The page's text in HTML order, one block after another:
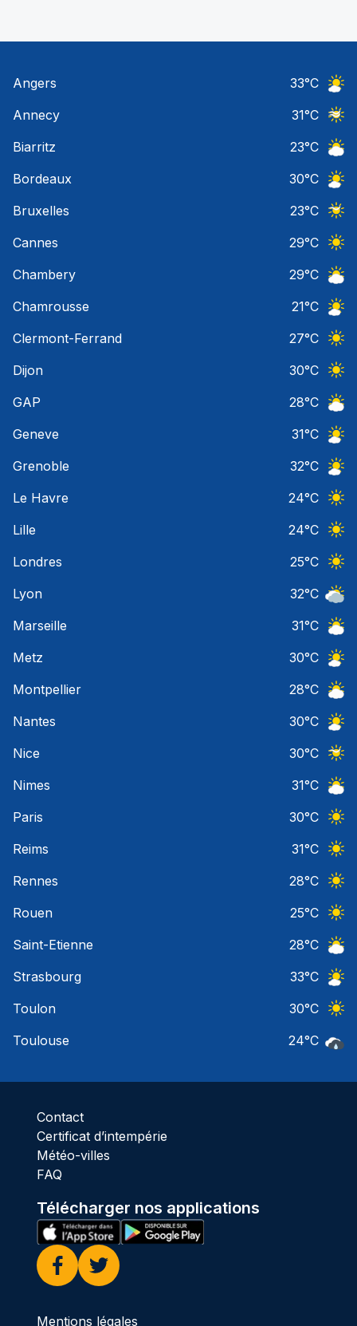
Angers 33°C
Annecy
31°C
Biarritz
23°C
Bordeaux
30°C
Bruxelles
23°C
Cannes
29°C
Chambery
29°C
Chamrousse
21°C
Clermont-Ferrand
27°C
Dijon
30°C
GAP
28°C
Geneve
31°C
Grenoble
32°C
Le Havre
24°C
Lille
24°C
Londres
25°C
Lyon
32°C
Marseille
31°C
Metz
30°C
Montpellier
28°C
Nantes
30°C
Nice
30°C
Nimes
31°C
Paris
30°C
Reims
31°C
Rennes
28°C
Rouen
25°C
Saint-Etienne
28°C
Strasbourg
33°C
Toulon
30°C
Toulouse
24°C
Contact
Certificat d’intempérie
Météo-villes
FAQ
Télécharger nos applications
Facebook
Twitter
Mentions légales